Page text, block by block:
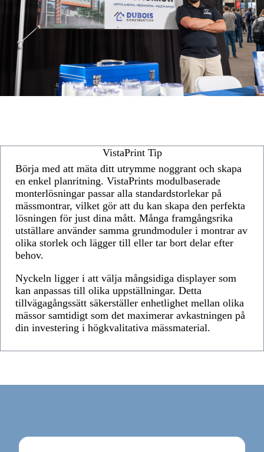
VistaPrint Tip
Börja med att mäta ditt utrymme noggrant och skapa
en enkel planritning. VistaPrints modulbaserade
monterlösningar passar alla standardstorlekar på
mässmontrar, vilket gör att du kan skapa den perfekta
lösningen för just dina mått. Många framgångsrika
utställare använder samma grundmoduler i montrar av
olika storlek och lägger till eller tar bort delar efter
behov.
Nyckeln ligger i att välja mångsidiga displayer som
kan anpassas till olika uppställningar. Detta
tillvägagångssätt säkerställer enhetlighet mellan olika
mässor samtidigt som det maximerar avkastningen på
din investering i högkvalitativa mässmaterial.